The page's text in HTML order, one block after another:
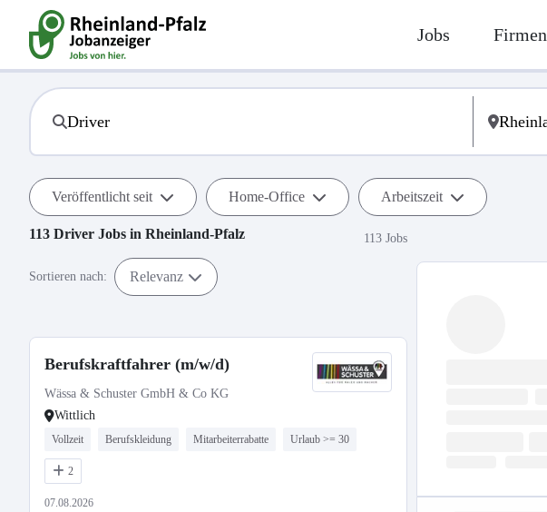
Jobs Firmen
Veröffentlicht seit Home-Office Arbeitszeit
113 Driver Jobs in Rheinland-Pfalz 113 Jobs
Sortieren nach: Relevanz
Berufskraftfahrer (m/w/d)
Wässa & Schuster GmbH & Co KG
Wittlich
Vollzeit Berufskleidung Mitarbeiterrabatte Urlaub >= 30
2
07.08.2026